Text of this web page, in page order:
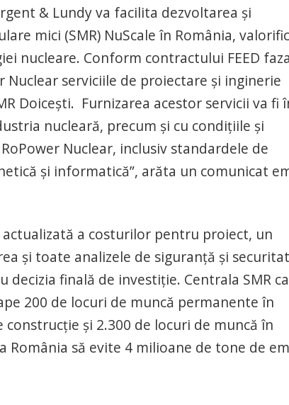
& Lundy va facilita dezvoltarea și
mici (SMR) NuScale în România,
nucleare. Conform contractului FEED
Nuclear serviciile de proiectare și inginerie
Doicești. Furnizarea acestor servicii va fi
nucleară, precum și cu condițiile și
Nuclear, inclusiv standardele de
și informatică”, arăta un comunicat
actualizată a costurilor pentru proiect, un
și toate analizele de siguranță și
finală de investiție. Centrala SMR
200 de locuri de muncă permanente în
și 2.300 de locuri de muncă în
România să evite 4 milioane de tone de